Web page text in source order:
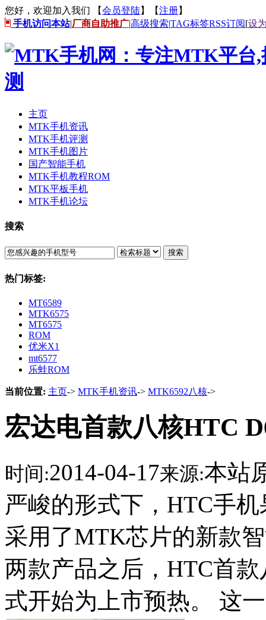
您好，欢迎加入我们 【会员登陆】【注册】
手机访问本站|厂商自助推广|高级搜索|TAG标签RSS订阅[设
主页
MTK手机资讯
MTK手机评测
MTK手机图片
国产智能手机
MTK手机教程ROM
MTK平板手机
MTK手机论坛
搜索
搜索
热门标签:
MT6589
MTK6575
MT6575
ROM
优米X1
mt6577
乐蛙ROM
当前位置: 主页-> MTK手机资讯-> MTK6592八核->
宏达电首款八核HTC
时间:2014-04-17来源:本站
严峻的形式下，HTC手
采用了MTK芯片的新款
两款产品之后，HTC首
式开始为上市预热。 这